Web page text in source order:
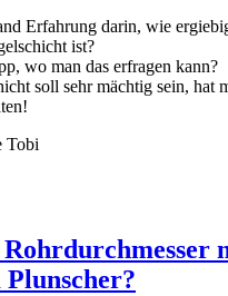
Erfahrung darin, wie
ist?
wo man das erfragen kann?
soll sehr mächtig sein, hat
Tobi
Plunscher?